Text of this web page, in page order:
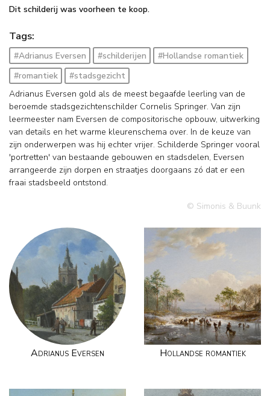
Dit schilderij was voorheen te koop.
Tags:
#Adrianus Eversen #schilderijen
#Hollandse romantiek
#romantiek
#stadsgezicht
Adrianus Eversen gold als de meest begaafde leerling van de
beroemde stadsgezichtenschilder Cornelis Springer. Van zijn
leermeester nam Eversen de compositorische opbouw, uitwerking
van details en het warme kleurenschema over. In de keuze van
zijn onderwerpen was hij echter vrijer. Schilderde Springer vooral
'portretten' van bestaande gebouwen en stadsdelen, Eversen
arrangeerde zijn dorpen en straatjes doorgaans zó dat er een
fraai stadsbeeld ontstond.
© Simonis & Buunk
Adrianus Eversen Hollandse romantiek